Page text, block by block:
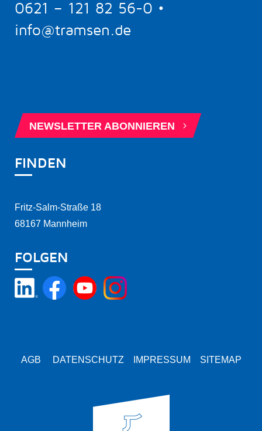
0621 – 121 82 56-0 •
info@tramsen.de
NEWSLETTER ABONNIEREN 5
FINDEN
Fritz-Salm-Straße 18
68167 Mannheim
FOLGEN
AGB DATENSCHUTZ IMPRESSUM SITEMAP